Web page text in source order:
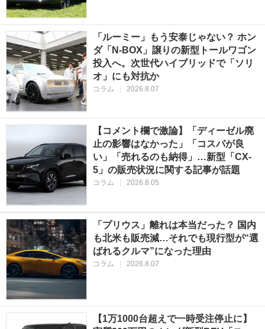
「ルーミー」もう安泰じゃない？ ホン
ダ「N-BOX」譲りの新型トールワゴン
投入へ。次世代ハイブリッドで「ソリ
オ」にも対抗か
コラム 2026.8.07
【コメント欄で激論】「ディーゼル廃
止の影響はなかった」「コスパが良
い」「売れるのも納得」…新型「CX-
5」の販売状況に関する記事が話題
コラム 2026.8.05
「プリウス」離れは本当だった？ 国内
も北米も販売減…それでも現行型が“選
ばれるクルマ”になった理由
コラム 2026.8.07
【1万1000台超えで一時受注停止に】